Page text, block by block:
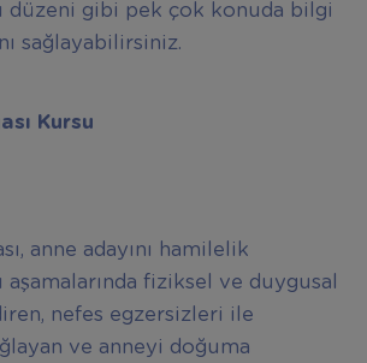
düzeni gibi pek çok konuda bilgi
sağlayabilirsiniz.
Kursu
anne adayını hamilelik
fiziksel ve duygusal
nefes egzersizleri ile
ve anneyi doğuma